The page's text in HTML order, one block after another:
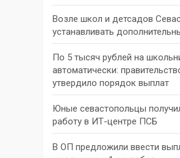
Возле школ и детсадов
устанавливать
По 5 тысяч рублей на
автоматически:
утвердило порядок выплат
Юные севастопольцы
работу в ИТ-центре ПСБ
В ОП предложили ввести